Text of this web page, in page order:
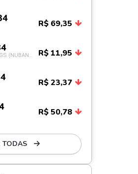
R$ 69,35
R$ 11,95
R$ 23,37
R$ 50,78
TODAS